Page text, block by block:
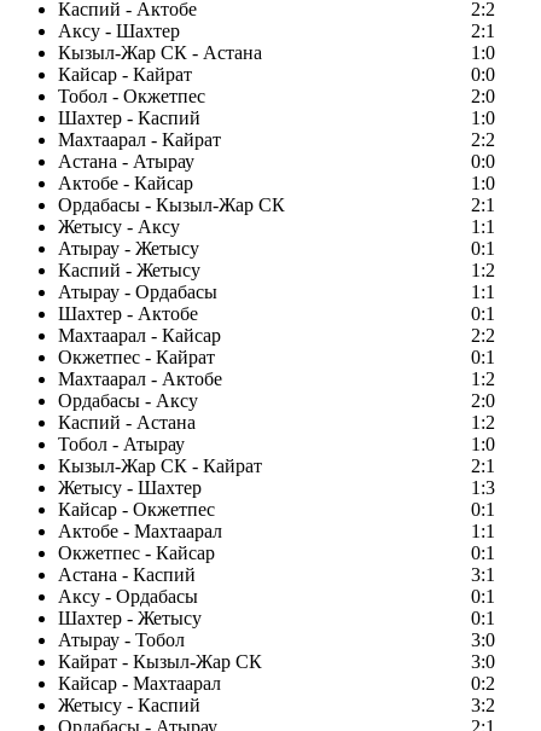
Каспий - Актобе
2:2
Аксу - Шахтер
2:1
Кызыл-Жар СК - Астана
1:0
Кайсар - Кайрат
0:0
Тобол - Окжетпес
2:0
Шахтер - Каспий
1:0
Махтаарал - Кайрат
2:2
Астана - Атырау
0:0
Актобе - Кайсар
1:0
Ордабасы - Кызыл-Жар СК
2:1
Жетысу - Аксу
1:1
Атырау - Жетысу
0:1
Каспий - Жетысу
1:2
Атырау - Ордабасы
1:1
Шахтер - Актобе
0:1
Махтаарал - Кайсар
2:2
Окжетпес - Кайрат
0:1
Махтаарал - Актобе
1:2
Ордабасы - Аксу
2:0
Каспий - Астана
1:2
Тобол - Атырау
1:0
Кызыл-Жар СК - Кайрат
2:1
Жетысу - Шахтер
1:3
Кайсар - Окжетпес
0:1
Актобе - Махтаарал
1:1
Окжетпес - Кайсар
0:1
Астана - Каспий
3:1
Аксу - Ордабасы
0:1
Шахтер - Жетысу
0:1
Атырау - Тобол
3:0
Кайрат - Кызыл-Жар СК
3:0
Кайсар - Махтаарал
0:2
Жетысу - Каспий
3:2